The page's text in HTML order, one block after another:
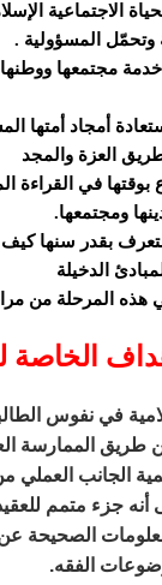
الاجتماعية
وتحمّل المسؤولية .
مجتمعها
أمجاد أمتها
العزة والمجد
بوقتها في القراءة
ومجتمعها.
بقدر سنها
الدخيلة
هذه المرحلة من
الخاصة
في نفوس
الممارسة
الجانب العملي
أنه جزء متمم
الصحيحة
الفقه.